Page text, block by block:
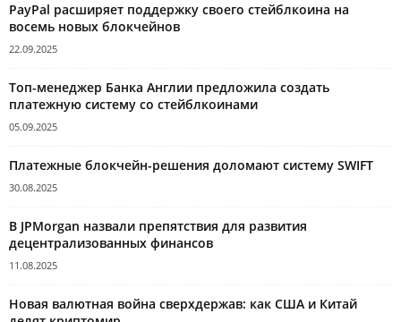
PayPal расширяет поддержку своего стейблкоина на
восемь новых блокчейнов
22.09.2025
Топ-менеджер Банка Англии предложила создать
платежную систему со стейблкоинами
05.09.2025
Платежные блокчейн-решения доломают систему SWIFT
30.08.2025
В JPMorgan назвали препятствия для развития
децентрализованных финансов
11.08.2025
Новая валютная война сверхдержав: как США и Китай